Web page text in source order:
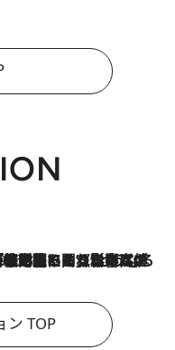
「サーチャージ料の高値が続いている」ホルムズ海峡封鎖による影響はいつまで続く？《エネルギー専門家に聞く“どうなる日本の暮らし”》
ン TOP